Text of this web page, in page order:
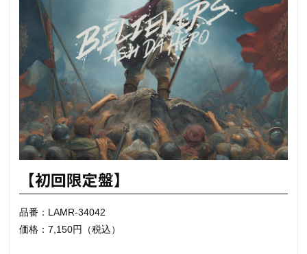
【初回限定盤】
品番：LAMR-34042
価格：7,150円（税込）